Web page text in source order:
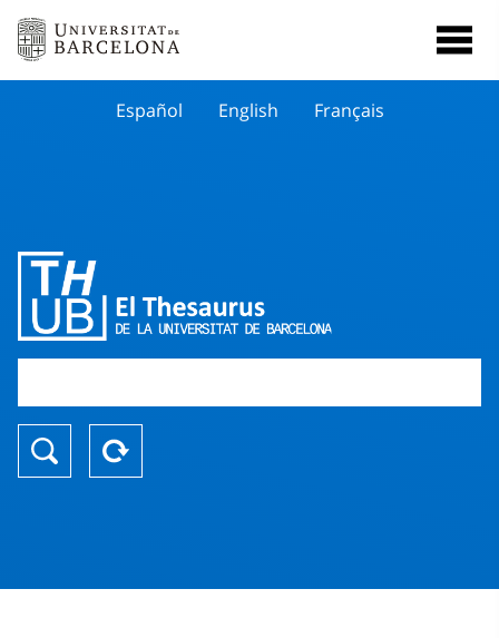
Español English Français